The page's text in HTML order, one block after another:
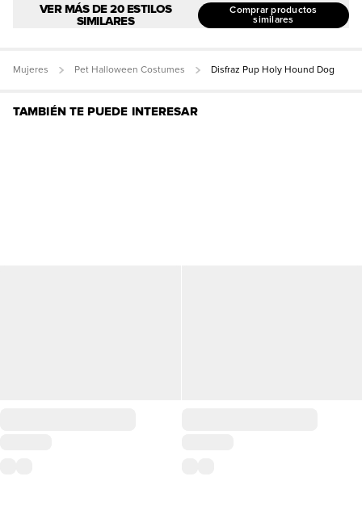
VER MÁS DE 20 ESTILOS
SIMILARES
Comprar productos
similares
Mujeres Pet Halloween Costumes Disfraz Pup Holy Hound Dog
TAMBIÉN TE PUEDE INTERESAR